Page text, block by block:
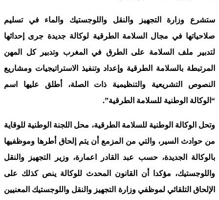
ستشرع وزارة التجهيز والنقل واللوجستيك والماء في تسليم
صلاحياتها في مجال السلامة الطرقية لوكالة جديدة جرى إحداثها
لتدبير ملف السلامة على الطرق في المغرب وتدبير كل المهن
المرتبطة بالسلامة الطرقية وإعداد وتنفيذ الاستراتيجيات ومشاريع
النصوص التشريعية والتنظيمية ذات الصلة، أطلق عليها اسم
“الوكالة الوطنية للسلامة الطرقية”.
وتحل الوكالة الوطنية للسلامة الطرقية، محل اللجنة الوطنية للوقاية
من حوادث السير، والتي من المزمع أن يتم إلحاق أطرها وموظفيها
بالوكالة الجديدة، حسب عبد القادر اعمارة، وزير التجهيز والنقل
واللوجستيك، مؤكدا أن القانون المحدث للوكالة ينص كذلك على
الإلحاق التلقائي لموظفي وزارة التجهيز والنقل واللوجستيك المعنيين